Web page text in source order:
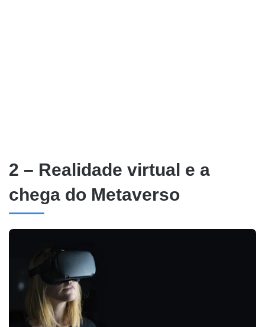
2 – Realidade virtual e a
chega do Metaverso